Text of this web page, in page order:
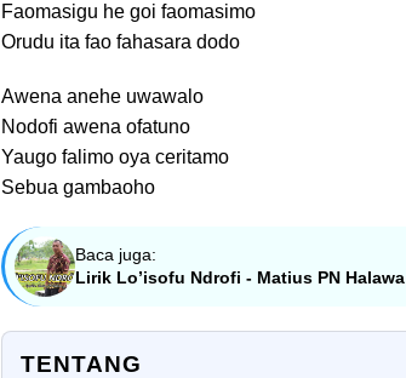
Faomasigu he goi faomasimo
Orudu ita fao fahasara dodo
Awena anehe uwawalo
Nodofi awena ofatuno
Yaugo falimo oya ceritamo
Sebua gambaoho
Baca juga:
Lirik Lo’isofu Ndrofi - Matius PN Halawa
TENTANG